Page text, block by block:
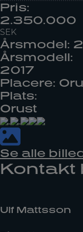
Pris:
2.350.000
SEK
Årsmodel:
Årsmodell:
2017
Placere:
Plats:
Orust
Se alle
Ulf Mattsson